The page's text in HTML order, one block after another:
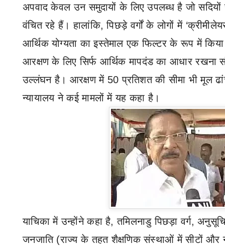
अपवाद केवल उन समुदायों के लिए उपलब्ध है जो सदियों
वंचित रहे हैं। हालांकि,पिछड़े वर्गों के लोगों में ‘
आर्थिक योग्यता का इस्तेमाल एक फिल्टर के रूप में
आरक्षण के लिए सिर्फ आर्थिक मापदंड का आधार रखना
उल्लंघन है। आरक्षण में 50 प्रतिशत की सीमा भी मूल
न्यायालय ने कई मामलों में यह कहा है।
याचिका में उन्होंने कहा है,तमिलनाडु पिछड़ा वर्ग,
जनजाति (राज्य के तहत शैक्षणिक संस्थाओं में सीटों और